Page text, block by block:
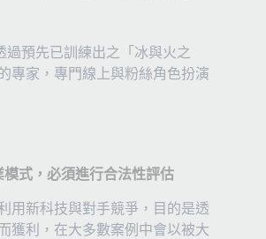
過預先已訓練出之「冰與火之
專家，專門線上與粉絲角色扮演
式，必須進行合法性評估
用新科技與對手競爭，目的是透
獲利，在大多數案例中會以被大